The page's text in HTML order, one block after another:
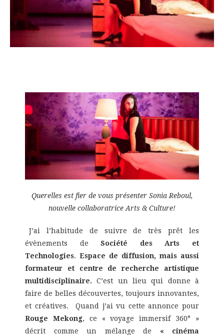
Querelles est fier de vous présenter Sonia Reboul,
nouvelle collaboratrice Arts & Culture!
J’ai l’habitude de suivre de très prêt les
évènements deSociété des Arts et
Technologies. Espace de diffusion, mais aussi
formateur et centre de recherche artistique
multidisciplinaire. C’est un lieu qui donne à
faire de belles découvertes, toujours innovantes,
et créatives. Quand j’ai vu cette annonce pour
Rouge Mekong, ce « voyage immersif 360° »
décrit comme un mélange de « cinéma